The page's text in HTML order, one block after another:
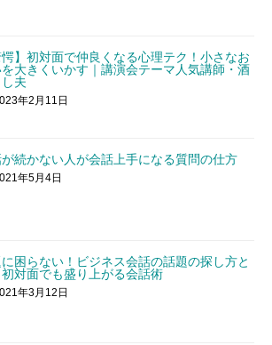
愕】初対面で仲良くなる心理テク！小さなお
大きくいかす｜講演会テーマ人気講師・酒
夫
年2月11日
続かない人が会話上手になる質問の仕方
年5月4日
困らない！ビジネス会話の話題の探し方と
対面でも盛り上がる会話術
年3月12日